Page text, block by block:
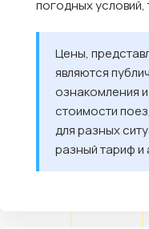
погодных
Цены,
являются
ознакомления
стоимости
для разных
разный тариф и